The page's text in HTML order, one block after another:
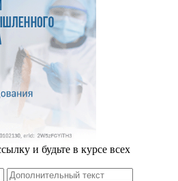
и будьте в курсе всех